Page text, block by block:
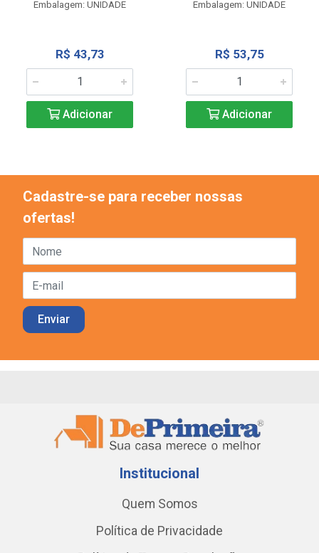
Embalagem: UNIDADE
R$ 43,73
Adicionar
Embalagem: UNIDADE
R$ 53,75
Adicionar
Cadastre-se para receber nossas
ofertas!
Institucional
Quem Somos
Política de Privacidade